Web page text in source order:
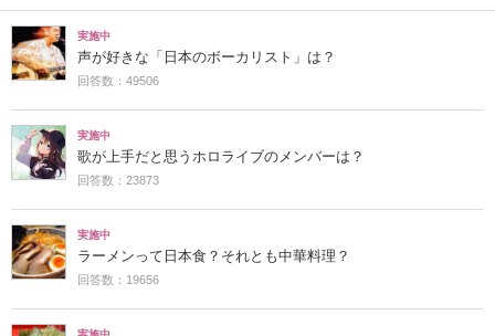
実施中
声が好きな「日本のボーカリスト」は？
回答数：49506
実施中
歌が上手だと思うホロライブのメンバーは？
回答数：23873
実施中
ラーメンって日本食？それとも中華料理？
回答数：19656